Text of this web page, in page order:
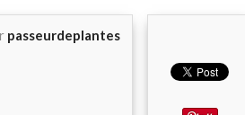
passeurdeplantes